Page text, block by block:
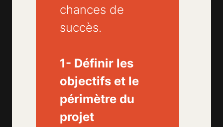
chances de
succès.
1- Définir les
objectifs et le
périmètre du
projet